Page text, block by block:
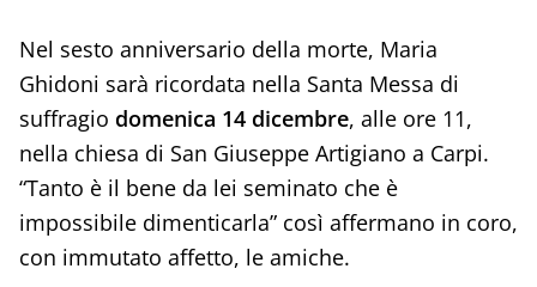
Nel sesto anniversario della morte, Maria
Ghidoni sarà ricordata nella Santa Messa di
suffragio domenica 14 dicembre, alle ore 11,
nella chiesa di San Giuseppe Artigiano a Carpi.
“Tanto è il bene da lei seminato che è
impossibile dimenticarla” così affermano in coro,
con immutato affetto, le amiche.